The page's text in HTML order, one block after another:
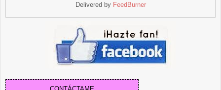
Delivered by FeedBurner